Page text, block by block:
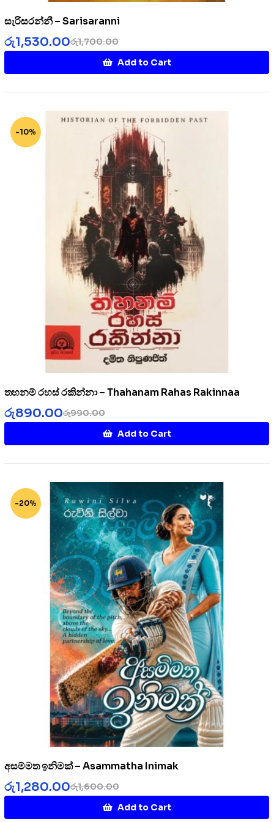
සැරිසරන්නී – Sarisaranni
රු1,700.00
රු1,530.00
Add to Cart
-10%
තහනම් රහස් රකින්නා – Thahanam Rahas Rakinnaa
රු990.00
රු890.00
Add to Cart
-20%
අසම්මත ඉනිමක් – Asammatha Inimak
රු1,600.00
රු1,280.00
Add to Cart